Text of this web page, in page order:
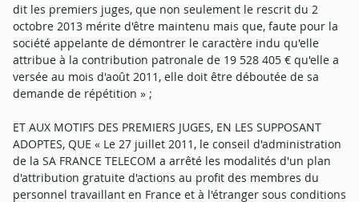
dit les premiers juges, que non seulement le rescrit du 2
octobre 2013 mérite d'être maintenu mais que, faute pour la
société appelante de démontrer le caractère indu qu'elle
attribue à la contribution patronale de 19 528 405 € qu'elle a
versée au mois d'août 2011, elle doit être déboutée de sa
demande de répétition » ;
ET AUX MOTIFS DES PREMIERS JUGES, EN LES SUPPOSANT
ADOPTES, QUE « Le 27 juillet 2011, le conseil d'administration
de la SA FRANCE TELECOM a arrêté les modalités d'un plan
d'attribution gratuite d'actions au profit des membres du
personnel travaillant en France et à l'étranger sous conditions